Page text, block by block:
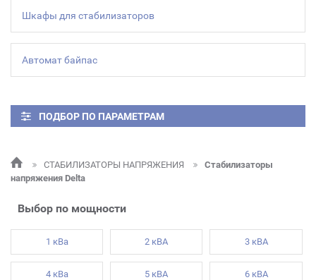
Шкафы для стабилизаторов
Автомат байпас
ПОДБОР ПО ПАРАМЕТРАМ
СТАБИЛИЗАТОРЫ НАПРЯЖЕНИЯ
Стабилизаторы
напряжения Delta
Выбор по мощности
1 кВа 2 кВА 3 кВА
4 кВа 5 кВА 6 кВА